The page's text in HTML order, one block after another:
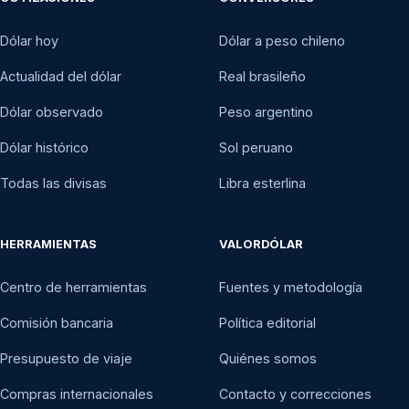
22 nov 2011
21 nov 2011
14 nov 2011 $499,66
Dólar hoy
Actualidad del dólar
Dólar observado
Dólar histórico
Todas las divisas
Dólar a peso chileno
Real brasileño
Peso argentino
Sol peruano
Libra esterlina
HERRAMIENTAS
Centro de herramientas
Comisión bancaria
Presupuesto de viaje
Compras internacionales
VALORDÓLAR
Fuentes y metodología
Política editorial
Quiénes somos
Contacto y correcciones